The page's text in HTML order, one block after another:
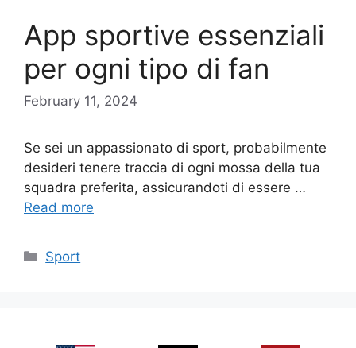
App sportive essenziali
per ogni tipo di fan
February 11, 2024
Se sei un appassionato di sport, probabilmente
desideri tenere traccia di ogni mossa della tua
squadra preferita, assicurandoti di essere …
Read more
Categories
Sport